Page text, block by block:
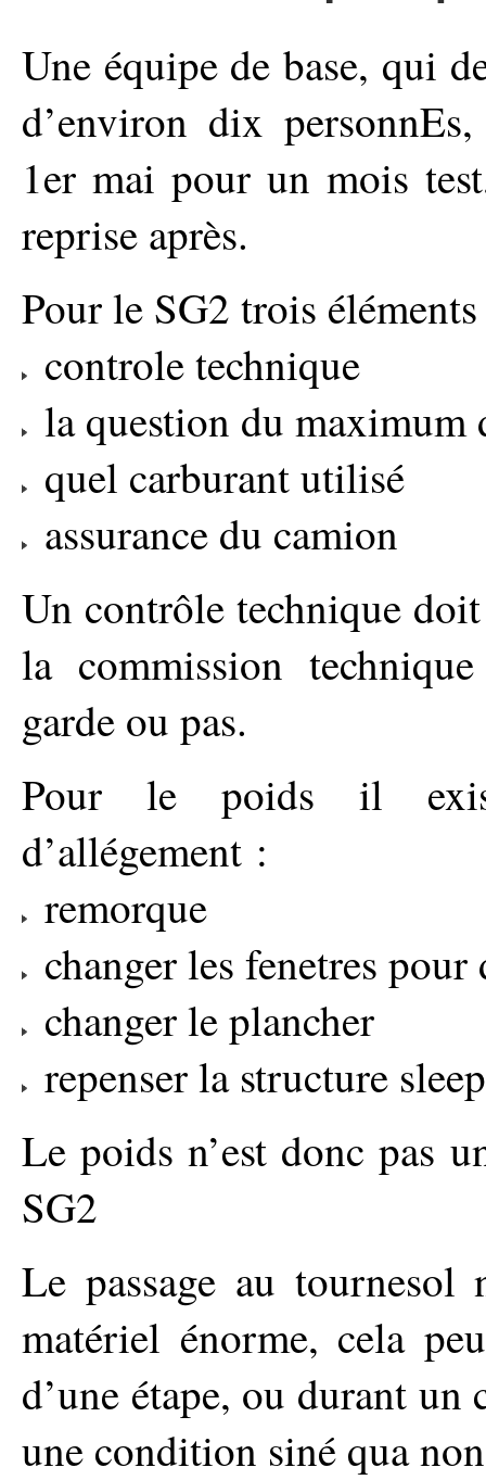
Une équipe de base, qui
d’environ dix
1er mai pour un mois
reprise après.
Pour le SG2 trois
controle technique
la question du maximum
quel carburant utilisé
assurance du camion
Un contrôle technique
la commission
garde ou pas.
Pour le poids il
d’allégement :
remorque
changer les fenetres
changer le plancher
repenser la structure
Le poids n’est donc pas
SG2
Le passage au tournesol
matériel énorme, cela
d’une étape, ou durant un
une condition siné qua